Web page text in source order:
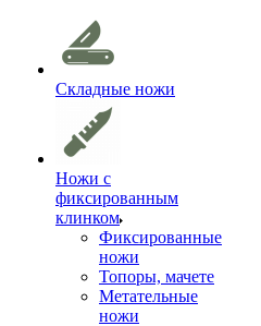
Складные ножи
Ножи с
фиксированным
клинком
Фиксированные
ножи
Топоры, мачете
Метательные
ножи